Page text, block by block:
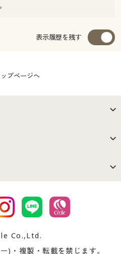
表示履歴を残す
プページへ
会社案内
サイトマップ
お支払は
Co.,Ltd.
)・複製・転載を禁じます。